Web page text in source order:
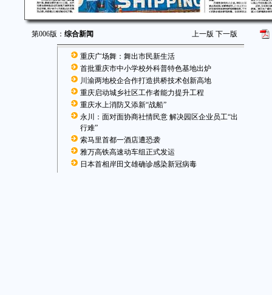
第006版： 综合新闻 上一版 下一版
重庆广场舞：舞出市民新生活
首批重庆市中小学校外科普特色基地出炉
川渝两地校企合作打造拱桥技术创新高地
重庆启动城乡社区工作者能力提升工程
重庆水上消防又添新“战船”
永川：面对面协商社情民意 解决园区企业员工“出
行难”
索马里首都一酒店遭恐袭
雅万高铁高速动车组正式发运
日本首相岸田文雄确诊感染新冠病毒